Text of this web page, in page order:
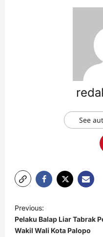
See
Previous:
Pelaku Balap Liar Tabrak
Wakil Wali Kota Palopo